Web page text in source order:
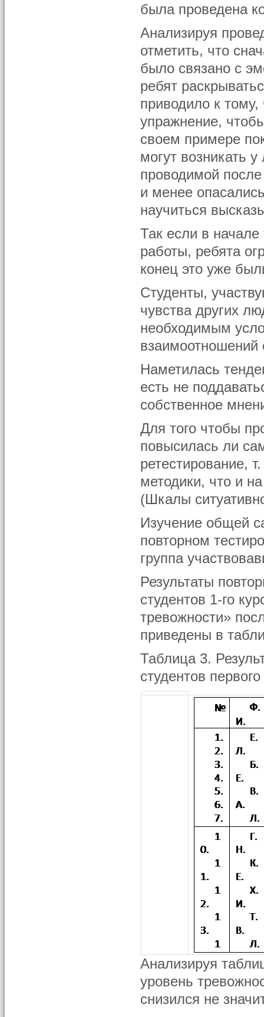
была проведена
Анализируя
отметить, что
было связано с
ребят
приводило к
упражнение,
своем примере
могут возникать
проводимой
и менее
научиться
Так если в
работы, ребята
конец это уже
Студенты,
чувства других
необходимым
Наметилась
есть не
собственное
Для того чтобы
повысилась ли
ретестирование,
методики, что и
(Шкалы
Изучение общей
повторном
группа
Результаты
студентов 1-го
тревожности»
приведены в
Таблица 3.
студентов
Анализируя
уровень
снизился не